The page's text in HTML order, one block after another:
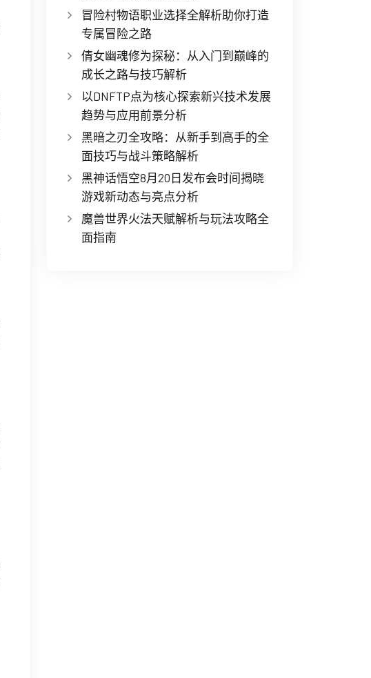
冒险村物语职业选择全解析助你打造
专属冒险之路
倩女幽魂修为探秘：从入门到巅峰的
成长之路与技巧解析
以DNFTP点为核心探索新兴技术发展
趋势与应用前景分析
黑暗之刃全攻略：从新手到高手的全
面技巧与战斗策略解析
黑神话悟空8月20日发布会时间揭晓
游戏新动态与亮点分析
魔兽世界火法天赋解析与玩法攻略全
面指南